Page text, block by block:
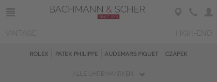
ROLEX PATEK PHILIPPE AUDEMARS PIGUET CZAPEK